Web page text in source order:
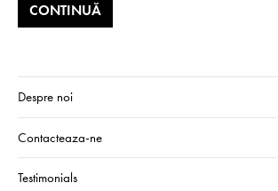
Despre noi
Contacteaza-ne
Testimonials